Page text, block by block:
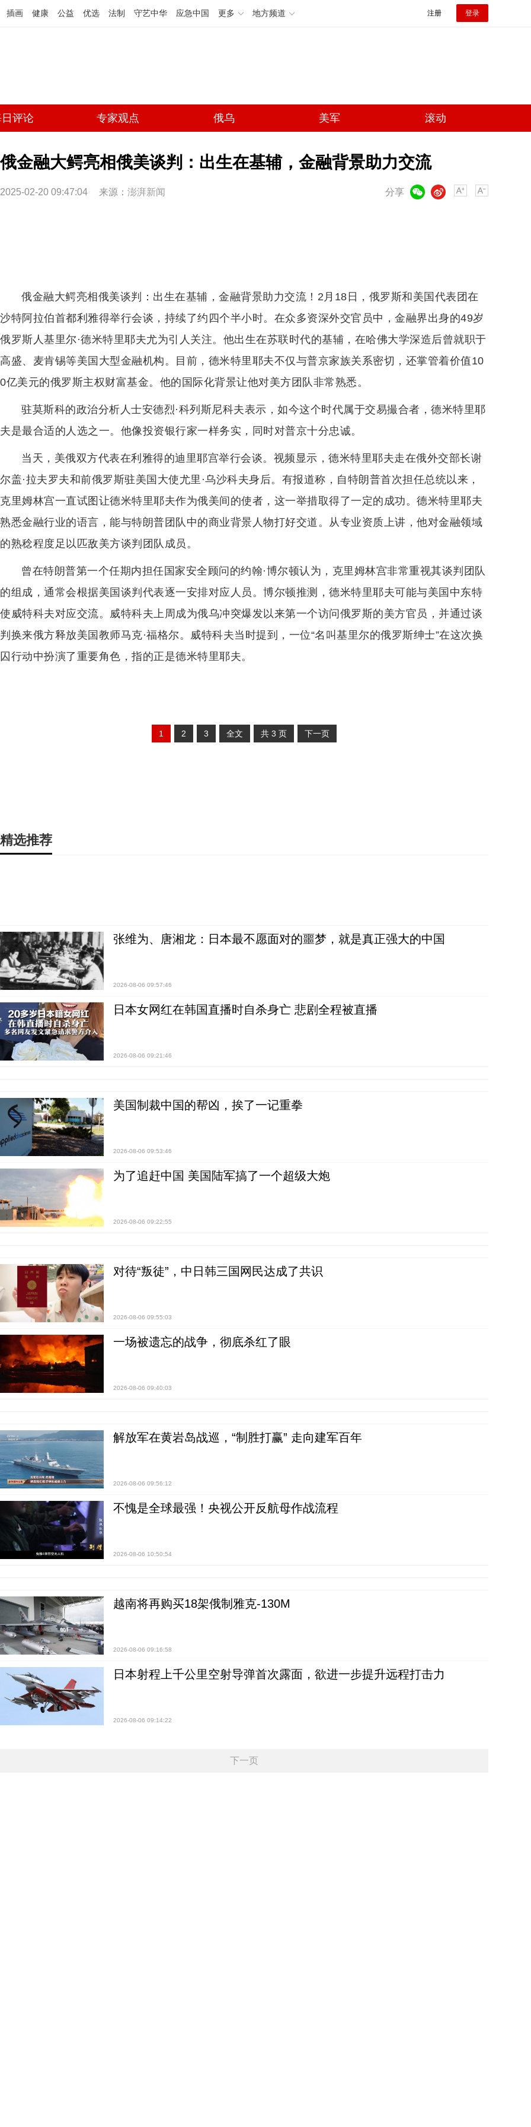
插画 健康 公益 优选 法制 守艺中华 应急中国 更多 地方频道 注册 登录
评论 专家观点 俄乌 美军 滚动
俄金融大鳄亮相俄美谈判：出生在基辅，金融背景助力交流
2025-02-20 09:47:04 来源： 澎湃新闻 分享
微博
俄金融大鳄亮相俄美谈判：出生在基辅，金融背景助力交流！2月18日，俄罗斯和美国代表团在
沙特阿拉伯首都利雅得举行会谈，持续了约四个半小时。在众多资深外交官员中，金融界出身的49岁
俄罗斯人基里尔·德米特里耶夫尤为引人关注。他出生在苏联时代的基辅，在哈佛大学深造后曾就职于
高盛、麦肯锡等美国大型金融机构。目前，德米特里耶夫不仅与普京家族关系密切，还掌管着价值10
0亿美元的俄罗斯主权财富基金。他的国际化背景让他对美方团队非常熟悉。
驻莫斯科的政治分析人士安德烈·科列斯尼科夫表示，如今这个时代属于交易撮合者，德米特里耶
夫是最合适的人选之一。他像投资银行家一样务实，同时对普京十分忠诚。
当天，美俄双方代表在利雅得的迪里耶宫举行会谈。视频显示，德米特里耶夫走在俄外交部长谢
尔盖·拉夫罗夫和前俄罗斯驻美国大使尤里·乌沙科夫身后。有报道称，自特朗普首次担任总统以来，
克里姆林宫一直试图让德米特里耶夫作为俄美间的使者，这一举措取得了一定的成功。德米特里耶夫
熟悉金融行业的语言，能与特朗普团队中的商业背景人物打好交道。从专业资质上讲，他对金融领域
的熟稔程度足以匹敌美方谈判团队成员。
曾在特朗普第一个任期内担任国家安全顾问的约翰·博尔顿认为，克里姆林宫非常重视其谈判团队
的组成，通常会根据美国谈判代表逐一安排对应人员。博尔顿推测，德米特里耶夫可能与美国中东特
使威特科夫对应交流。威特科夫上周成为俄乌冲突爆发以来第一个访问俄罗斯的美方官员，并通过谈
判换来俄方释放美国教师马克·福格尔。威特科夫当时提到，一位“名叫基里尔的俄罗斯绅士”在这次换
囚行动中扮演了重要角色，指的正是德米特里耶夫。
1 2 3 全文 共 3 页 下一页
精选推荐
张维为、唐湘龙：日本最不愿面对的噩梦，就是真正强大的中国
2026-08-06 09:57:46
日本女网红在韩国直播时自杀身亡 悲剧全程被直播
2026-08-06 09:21:46
美国制裁中国的帮凶，挨了一记重拳
2026-08-06 09:53:46
为了追赶中国 美国陆军搞了一个超级大炮
2026-08-06 09:22:55
对待“叛徒”，中日韩三国网民达成了共识
2026-08-06 09:55:03
一场被遗忘的战争，彻底杀红了眼
2026-08-06 09:40:03
解放军在黄岩岛战巡，“制胜打赢” 走向建军百年
2026-08-06 09:56:12
不愧是全球最强！央视公开反航母作战流程
2026-08-06 10:50:54
越南将再购买18架俄制雅克-130M
2026-08-06 09:16:58
日本射程上千公里空射导弹首次露面，欲进一步提升远程打击力
2026-08-06 09:14:22
下一页